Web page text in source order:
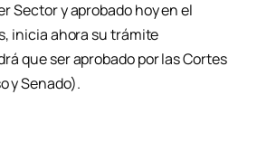
Sector y aprobado hoy en el
inicia ahora su trámite
que ser aprobado por las Cortes
y Senado).